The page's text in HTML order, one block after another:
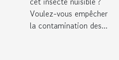
Voulez-vous empêcher
la contamination des...